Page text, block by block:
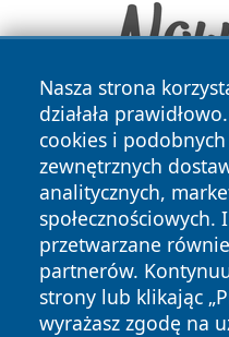
Nasza strona
działała
cookies i
zewnętrznych
analitycznych,
przetwarzane
partnerów.
strony lub klikając
wyrażasz zgodę na
Copyright © 2026
zastrzeżone.